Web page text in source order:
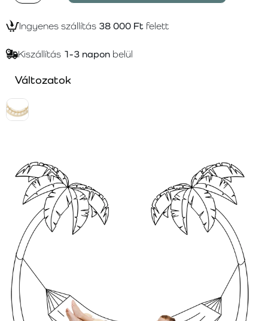
Ingyenes szállítás 38 000 Ft felett
Kiszállítás 1-3 napon belül
Változatok